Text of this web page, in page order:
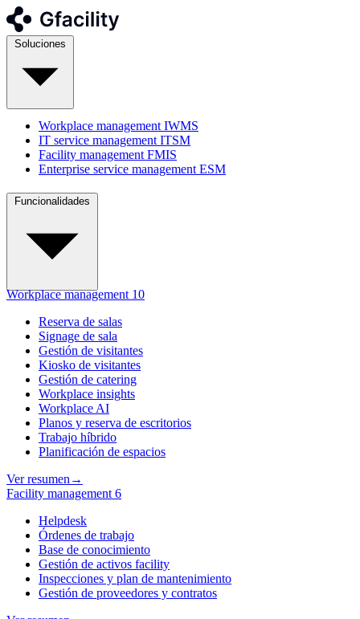
Workplace management IWMS
IT service management ITSM
Facility management FMIS
Enterprise service management ESM
Workplace management 10
Reserva de salas
Signage de sala
Gestión de visitantes
Kiosko de visitantes
Gestión de catering
Workplace insights
Workplace AI
Planos y reserva de escritorios
Trabajo híbrido
Planificación de espacios
Ver resumen →
Facility management 6
Helpdesk
Órdenes de trabajo
Base de conocimiento
Gestión de activos facility
Inspecciones y plan de mantenimiento
Gestión de proveedores y contratos